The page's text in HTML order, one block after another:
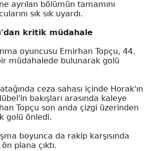
ayrılan bölümün tamamını
sık sık uyardı.
kritik müdahale
oyuncusu Emirhan Topçu, 44.
müdahalede bulunarak golü
ceza sahası içinde Horak'ın
bakışları arasında kaleye
Topçu son anda çizgi üzerinden
golü önledi.
boyunca da rakip karşısında
plana çıktı.